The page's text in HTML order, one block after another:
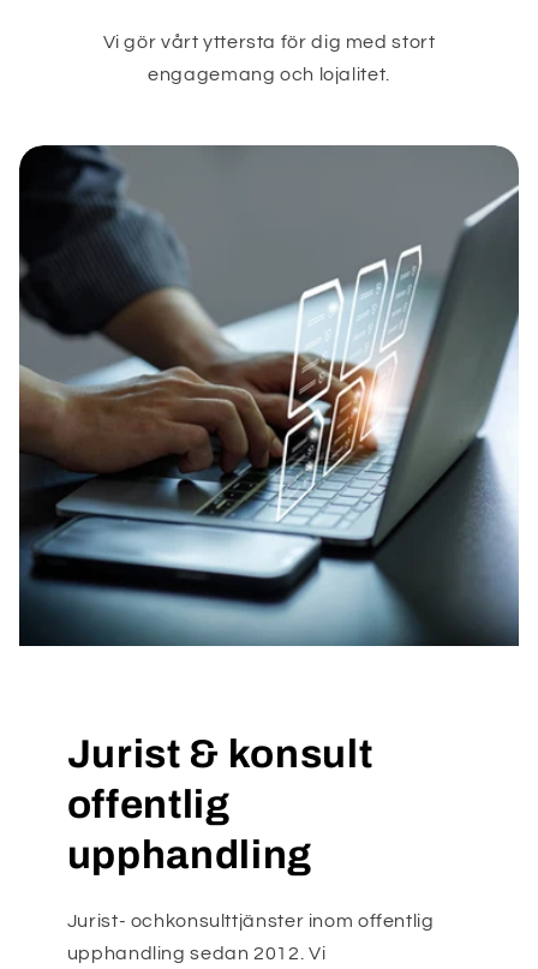
Vi gör vårt yttersta för dig med stort
engagemang och lojalitet.
Jurist & konsult
offentlig
upphandling
Jurist- ochkonsulttjänster inom offentlig
upphandling sedan 2012. Vi